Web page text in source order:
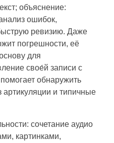
объяснение:
ошибок,
ревизию. Даже
погрешности, её
для
свое́й записи с
обнаружить
и типичные
сочетание аудио
картинками,